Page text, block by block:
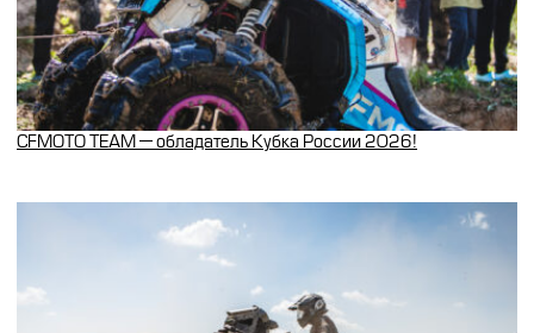
CFMOTO TEAM — обладатель Кубка России 2026!